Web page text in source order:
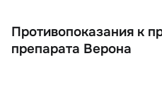
Противопоказания к
препарата Верона